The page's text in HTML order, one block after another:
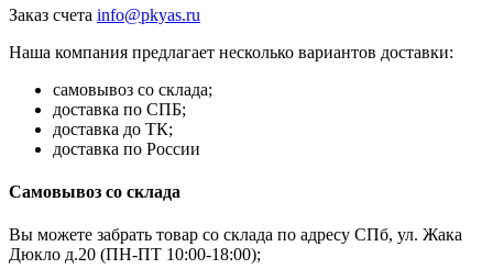
Заказ счета info@pkyas.ru
Наша компания предлагает несколько вариантов доставки:
самовывоз со склада;
доставка по СПБ;
доставка до ТК;
доставка по России
Самовывоз со склада
Вы можете забрать товар со склада по адресу СПб, ул. Жака
Дюкло д.20 (ПН-ПТ 10:00-18:00);